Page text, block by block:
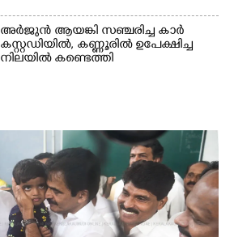
അർജുൻ ആയങ്കി സഞ്ചരിച്ച കാർ
കസ്റ്റഡിയിൽ,​ കണ്ണൂരിൽ ഉപേക്ഷിച്ച
നിലയിൽ കണ്ടെത്തി